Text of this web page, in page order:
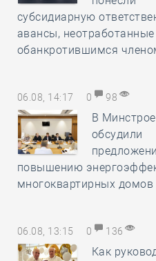
субсидиарную
авансы, неотработанные
обанкротившимся
06.08, 14:17 0 98
В
обсудили
повышению
многоквартирных домов
06.08, 13:15 0 136
Как